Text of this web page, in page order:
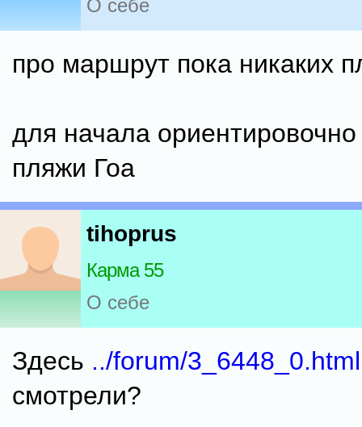
О себе
про маршрут пока никаких
для начала
пляжи Гоа
tihoprus
Карма 55
О себе
Здесь ../forum/3_6448_0.html
смотрели?